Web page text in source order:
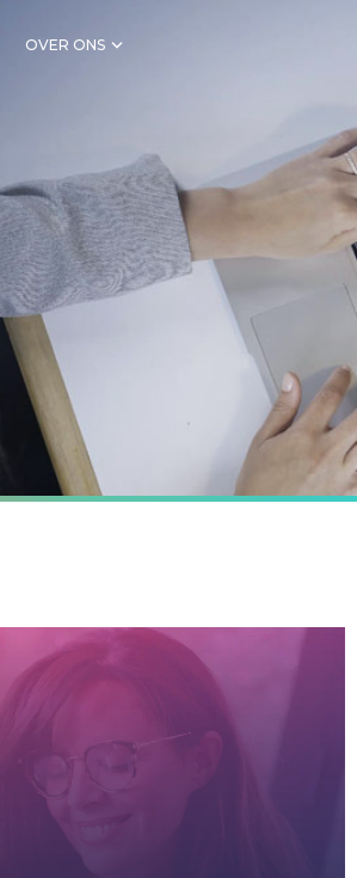
OVER ONS